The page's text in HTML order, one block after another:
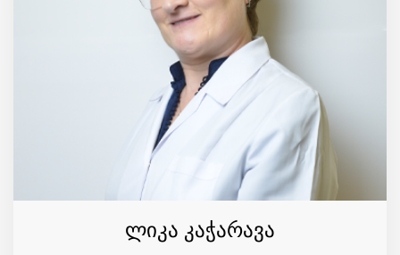
ლიკა კაჭარავა